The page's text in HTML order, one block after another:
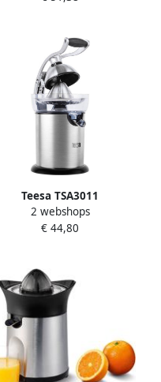
Teesa TSA3011
Automatische citruspers
met handvat 350 ml
2 webshops
€ 44,80